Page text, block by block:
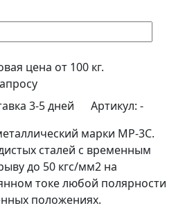
цена от 100 кг.
3-5 дней Артикул: -
марки МР-3С.
сталей с временным
до 50 кгс/мм2 на
токе любой полярности
положениях.